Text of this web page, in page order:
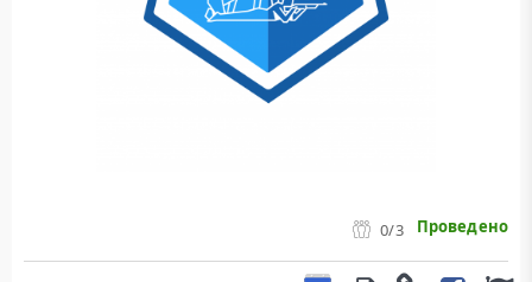
0/3 Проведено